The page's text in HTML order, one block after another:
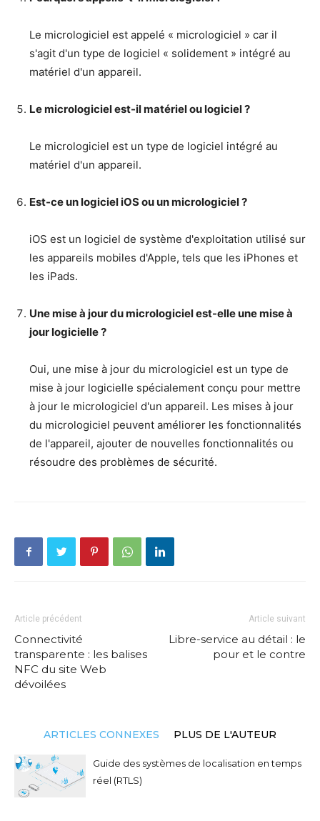
Le micrologiciel est appelé « micrologiciel » car il
s'agit d'un type de logiciel « solidement » intégré au
matériel d'un appareil.
Le micrologiciel est-il matériel ou logiciel ?
Le micrologiciel est un type de logiciel intégré au
matériel d'un appareil.
Est-ce un logiciel iOS ou un micrologiciel ?
iOS est un logiciel de système d'exploitation utilisé sur
les appareils mobiles d'Apple, tels que les iPhones et
les iPads.
Une mise à jour du micrologiciel est-elle une mise à
jour logicielle ?
Oui, une mise à jour du micrologiciel est un type de
mise à jour logicielle spécialement conçu pour mettre
à jour le micrologiciel d'un appareil. Les mises à jour
du micrologiciel peuvent améliorer les fonctionnalités
de l'appareil, ajouter de nouvelles fonctionnalités ou
résoudre des problèmes de sécurité.
Article précédent
Connectivité
transparente : les balises
NFC du site Web
dévoilées
Article suivant
Libre-service au détail : le
pour et le contre
ARTICLES CONNEXES PLUS DE L'AUTEUR
Guide des systèmes de localisation en temps
réel (RTLS)